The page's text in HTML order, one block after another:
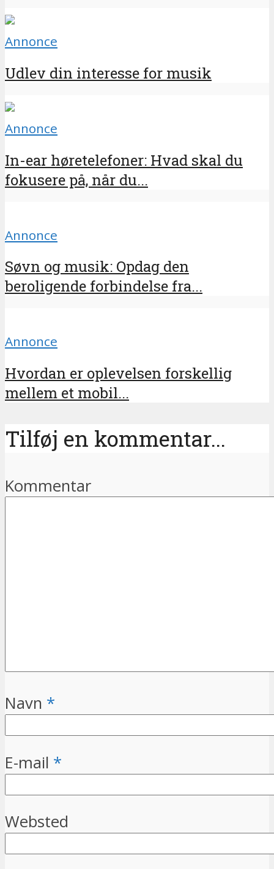
Annonce
Udlev din interesse for musik
Annonce
In-ear høretelefoner: Hvad skal du
fokusere på, når du...
Annonce
Søvn og musik: Opdag den
beroligende forbindelse fra...
Annonce
Hvordan er oplevelsen forskellig
mellem et mobil...
Tilføj en kommentar...
Kommentar
Navn *
E-mail *
Websted